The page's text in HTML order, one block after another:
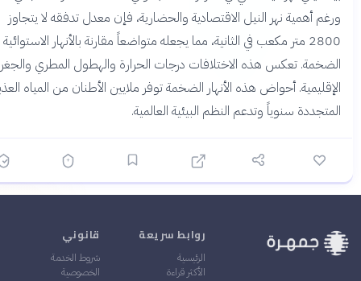
أهمية نهر النيل الاقتصادية والحضارية، فإن معدل تدفقه لا يتجاوز
2800 متر مكعب في الثانية، مما يجعله متواضعاً مقارنة بالأنهار الاستوائية
تعكس هذه الاختلافات درجات الحرارة والهطول المطري والجغرافيا
أحواض هذه الأنهار الضخمة توفر ملايين الأطنان من المياه العذبة
سنوياً وتدعم النظم البيئية العالمية.
روابط سريعة
الأكثر قراءة
قانوني
شروط الخدمة
الخصوصية